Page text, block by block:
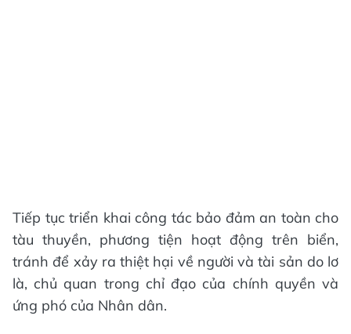
Tiếp tục triển khai công tác bảo đảm an toàn cho
tàu thuyền, phương tiện hoạt động trên biển,
tránh để xảy ra thiệt hại về người và tài sản do lơ
là, chủ quan trong chỉ đạo của chính quyền và
ứng phó của Nhân dân.